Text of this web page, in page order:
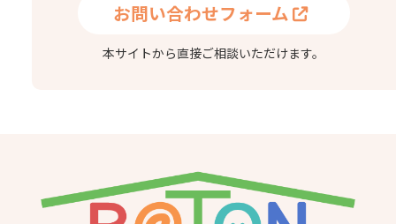
お問い合わせフォーム
本サイトから直接ご相談いただけます。